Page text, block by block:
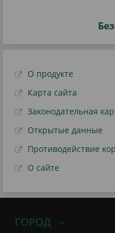
О продукте
Карта сайта
Законодательная
Открытые данные
Противодействие
О сайте
ГОРОД